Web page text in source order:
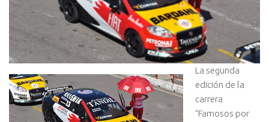
La segunda
edición de la
carrera
“Famosos por